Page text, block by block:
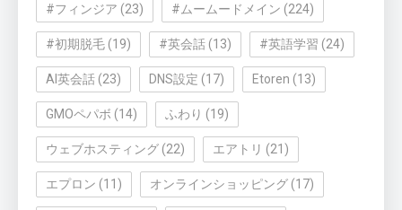
#フィンジア (23) #ムームードメイン (224)
#初期脱毛 (19) #英会話 (13) #英語学習 (24)
AI英会話 (23) DNS設定 (17) Etoren (13)
GMOペパボ (14) ふわり (19)
ウェブホスティング (22) エアトリ (21)
エプロン (11) オンラインショッピング (17)